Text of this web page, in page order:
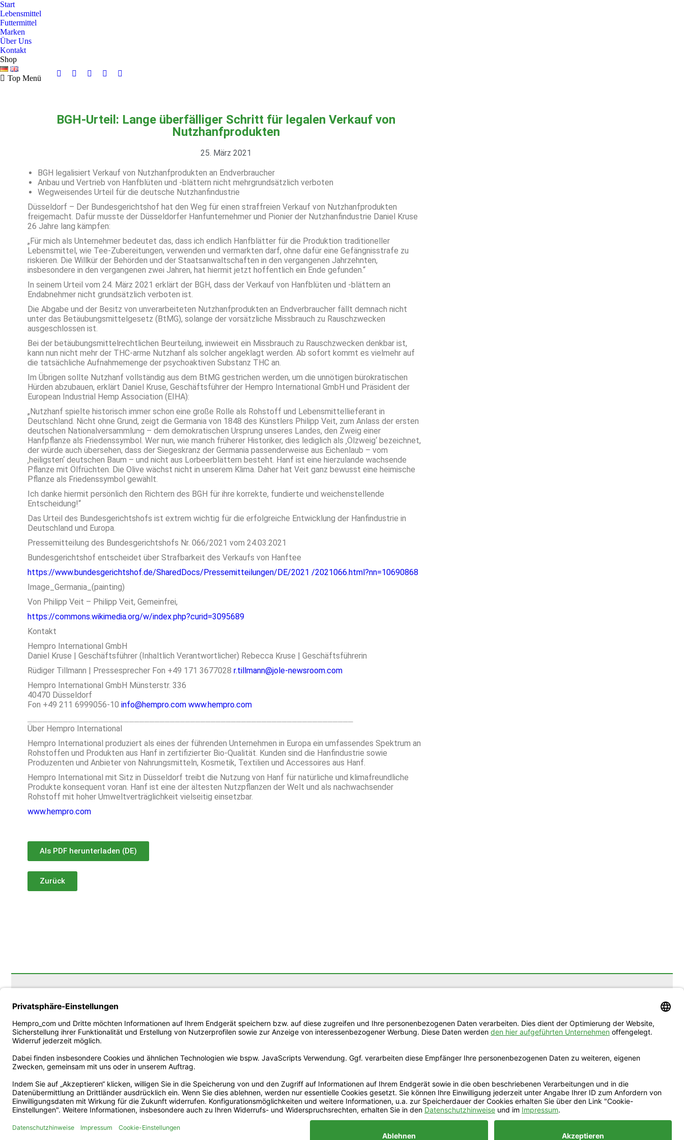
Start
Lebensmittel
Futtermittel
Marken
Über Uns
Kontakt
Shop
Top Menü
BGH-Urteil: Lange überfälliger Schritt für legalen Verkauf von
Nutzhanfprodukten
25. März 2021
BGH legalisiert Verkauf von Nutzhanfprodukten an Endverbraucher
Anbau und Vertrieb von Hanfblüten und -blättern nicht mehrgrundsätzlich verboten
Wegweisendes Urteil für die deutsche Nutzhanfindustrie
Düsseldorf – Der Bundesgerichtshof hat den Weg für einen straffreien Verkauf von Nutzhanfprodukten
freigemacht. Dafür musste der Düsseldorfer Hanfunternehmer und Pionier der Nutzhanfindustrie Daniel Kruse
26 Jahre lang kämpfen:
„Für mich als Unternehmer bedeutet das, dass ich endlich Hanfblätter für die Produktion traditioneller
Lebensmittel, wie Tee-Zubereitungen, verwenden und vermarkten darf, ohne dafür eine Gefängnisstrafe zu
riskieren. Die Willkür der Behörden und der Staatsanwaltschaften in den vergangenen Jahrzehnten,
insbesondere in den vergangenen zwei Jahren, hat hiermit jetzt hoffentlich ein Ende gefunden.“
In seinem Urteil vom 24. März 2021 erklärt der BGH, dass der Verkauf von Hanfblüten und -blättern an
Endabnehmer nicht grundsätzlich verboten ist.
Die Abgabe und der Besitz von unverarbeiteten Nutzhanfprodukten an Endverbraucher fällt demnach nicht
unter das Betäubungsmittelgesetz (BtMG), solange der vorsätzliche Missbrauch zu Rauschzwecken
ausgeschlossen ist.
Bei der betäubungsmittelrechtlichen Beurteilung, inwieweit ein Missbrauch zu Rauschzwecken denkbar ist,
kann nun nicht mehr der THC-arme Nutzhanf als solcher angeklagt werden. Ab sofort kommt es vielmehr auf
die tatsächliche Aufnahmemenge der psychoaktiven Substanz THC an.
Im Übrigen sollte Nutzhanf vollständig aus dem BtMG gestrichen werden, um die unnötigen bürokratischen
Hürden abzubauen, erklärt Daniel Kruse, Geschäftsführer der Hempro International GmbH und Präsident der
European Industrial Hemp Association (EIHA):
„Nutzhanf spielte historisch immer schon eine große Rolle als Rohstoff und Lebensmittellieferant in
Deutschland. Nicht ohne Grund, zeigt die Germania von 1848 des Künstlers Philipp Veit, zum Anlass der ersten
deutschen Nationalversammlung – dem demokratischen Ursprung unseres Landes, den Zweig einer
Hanfpflanze als Friedenssymbol. Wer nun, wie manch früherer Historiker, dies lediglich als ‚Ölzweig‘ bezeichnet,
der würde auch übersehen, dass der Siegeskranz der Germania passenderweise aus Eichenlaub – vom
‚heiligsten‘ deutschen Baum – und nicht aus Lorbeerblättern besteht. Hanf ist eine hierzulande wachsende
Pflanze mit Ölfrüchten. Die Olive wächst nicht in unserem Klima. Daher hat Veit ganz bewusst eine heimische
Pflanze als Friedenssymbol gewählt.
Ich danke hiermit persönlich den Richtern des BGH für ihre korrekte, fundierte und weichenstellende
Entscheidung!“
Das Urteil des Bundesgerichtshofs ist extrem wichtig für die erfolgreiche Entwicklung der Hanfindustrie in
Deutschland und Europa.
Pressemitteilung des Bundesgerichtshofs Nr. 066/2021 vom 24.03.2021
Bundesgerichtshof entscheidet über Strafbarkeit des Verkaufs von Hanftee
https://www.bundesgerichtshof.de/SharedDocs/Pressemitteilungen/DE/2021 /2021066.html?nn=10690868
Image_Germania_(painting)
Von Philipp Veit – Philipp Veit, Gemeinfrei,
https://commons.wikimedia.org/w/index.php?curid=3095689
Kontakt
Hempro International GmbH
Daniel Kruse | Geschäftsführer (Inhaltlich Verantwortlicher) Rebecca Kruse | Geschäftsführerin
Rüdiger Tillmann | Pressesprecher Fon +49 171 3677028 r.tillmann@jole-newsroom.com
Hempro International GmbH Münsterstr. 336
40470 Düsseldorf
Fon +49 211 6999056-10 info@hempro.com www.hempro.com
Über Hempro International
Hempro International produziert als eines der führenden Unternehmen in Europa ein umfassendes Spektrum an
Rohstoffen und Produkten aus Hanf in zertifizierter Bio-Qualität. Kunden sind die Hanfindustrie sowie
Produzenten und Anbieter von Nahrungsmitteln, Kosmetik, Textilien und Accessoires aus Hanf.
Hempro International mit Sitz in Düsseldorf treibt die Nutzung von Hanf für natürliche und klimafreundliche
Produkte konsequent voran. Hanf ist eine der ältesten Nutzpflanzen der Welt und als nachwachsender
Rohstoff mit hoher Umweltverträglichkeit vielseitig einsetzbar.
www.hempro.com
Als PDF herunterladen (DE)
Zurück
Hempro International GmbH
Münsterstr. 336
Mo.- Fr. 9-14 Uhr
Tel.: +49 211 – 699 90 56 – 10
Fax: +49 211 – 699 90 56 – 18
E-Mail: service@hempro.com
Presseinformationen
Presseunterlagen
AGB
Impressum